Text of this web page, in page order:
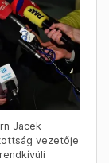
Jacek
vezetője